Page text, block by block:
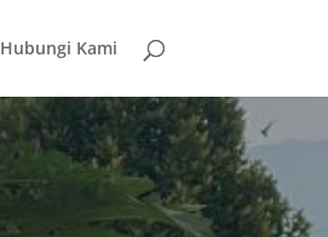
Hubungi Kami